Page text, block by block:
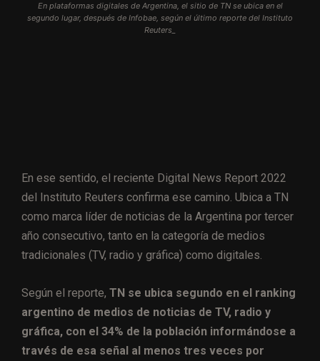
En plataformas digitales de Argentina, el sitio de TN se ubica en el
segundo lugar, después de Infobae, según el último reporte del Instituto
Reuters_
En ese sentido, el reciente Digital News Report 2022
del Instituto Reuters confirma ese camino. Ubica a TN
como marca líder de noticias de la Argentina por tercer
año consecutivo, tanto en la categoría de medios
tradicionales (TV, radio y gráfica) como digitales.
Según el reporte, TN se ubica segundo en el ranking
argentino de medios de noticias de TV, radio y
gráfica, con el 34% de la población informándose a
través de esa señal al menos tres veces por